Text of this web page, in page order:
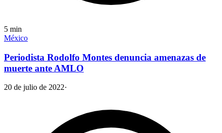
5 min
México
Periodista Rodolfo Montes denuncia amenazas de
muerte ante AMLO
20 de julio de 2022·